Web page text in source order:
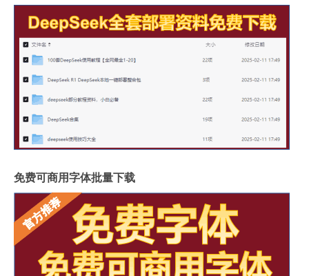
免费可商用字体批量下载